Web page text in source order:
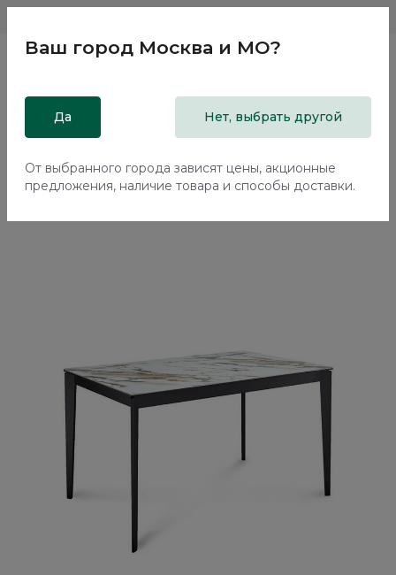
Главная
Обеденные группы
Стол обеденный Kenner KR1200 Черный / Мрамор
Ваш город Москва и МО?
Да Нет, выбрать другой
От выбранного города зависят цены, акционные
предложения, наличие товара и способы доставки.